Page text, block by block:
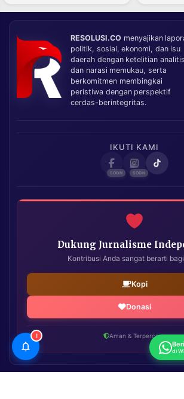
RESOLUSI.CO menyajikan
politik, sosial, ekonomi, dan isu
daerah dengan ketelitian analitis
dan narasi memukau, serta
berkomitmen membingkai
peristiwa dengan perspektif
cerdas-berintegritas.
IKUTI KAMI
Dukung Jurnalisme
Kontribusi Anda sangat berarti
Kopi
Donasi
Aman & Terpercaya
!
di